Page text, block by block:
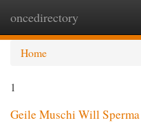
oncedirectory
Home
1
Geile Muschi Will